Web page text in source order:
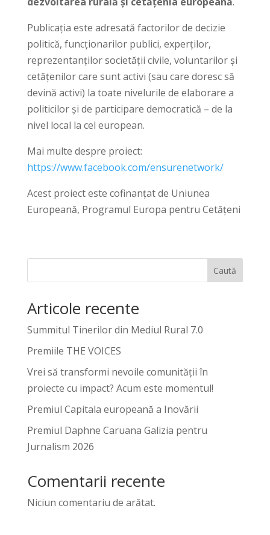
Publicaţia este adresată factorilor de decizie
politică, funcționarilor publici, experților,
reprezentanților societății civile, voluntarilor și
cetățenilor care sunt activi (sau care doresc să
devină activi) la toate nivelurile de elaborare a
politicilor și de participare democratică – de la
nivel local la cel european.
Mai multe despre proiect:
https://www.facebook.com/ensurenetwork/
Acest proiect este cofinanţat de Uniunea
Europeană, Programul Europa pentru Cetăţeni
Caută
Articole recente
Summitul Tinerilor din Mediul Rural 7.0
Premiile THE VOICES
Vrei să transformi nevoile comunității în
proiecte cu impact? Acum este momentul!
Premiul Capitala europeană a Inovării
Premiul Daphne Caruana Galizia pentru
Jurnalism 2026
Comentarii recente
Niciun comentariu de arătat.